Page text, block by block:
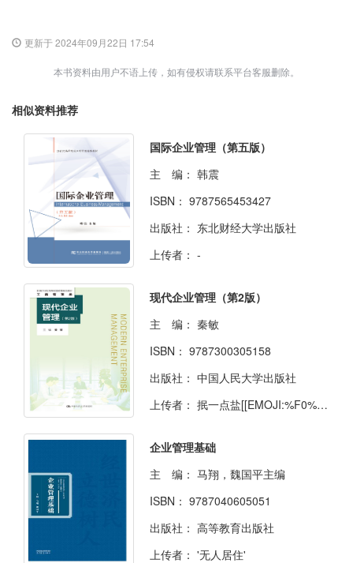
更新于 2024年09月22日 17:54
本书资料由用户不语上传，如有侵权请联系平台客服删除。
相似资料推荐
国际企业管理（第五版）
主 编： 韩震
ISBN： 9787565453427
出版社： 东北财经大学出版社
上传者： -
现代企业管理（第2版）
主 编： 秦敏
ISBN： 9787300305158
出版社： 中国人民大学出版社
上传者： 抿一点盐[[EMOJI:%F0%9F%A7%82]]
企业管理基础
主 编： 马翔，魏国平主编
ISBN： 9787040605051
出版社： 高等教育出版社
上传者： '无人居住'